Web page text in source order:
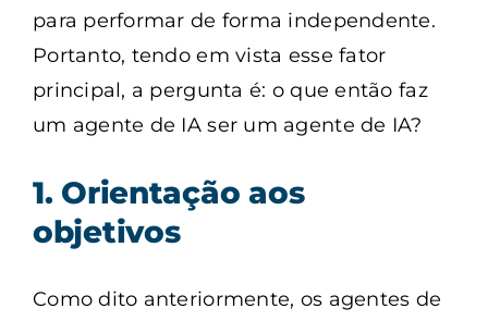
para performar de forma independente.
Portanto, tendo em vista esse fator
principal, a pergunta é: o que então faz
um agente de IA ser um agente de IA?
1. Orientação aos
objetivos
Como dito anteriormente, os agentes de